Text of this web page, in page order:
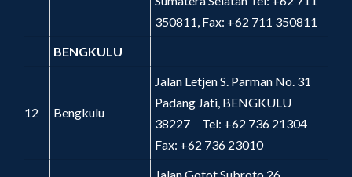
350811, Fax: +62 711 350811
BENGKULU
12 Bengkulu
Jalan Letjen S. Parman No. 31
Padang Jati, BENGKULU
38227 Tel: +62 736 21304
Fax: +62 736 23010